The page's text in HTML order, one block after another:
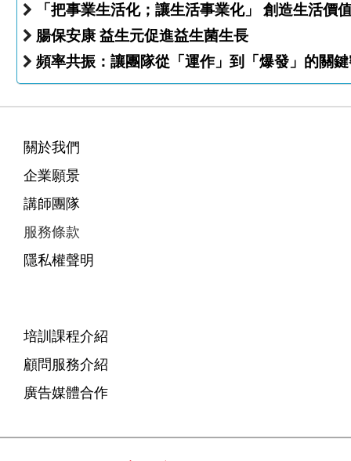
「把事業生活化；讓生活事業化」 創造生活價
腸保安康 益生元促進益生菌生長
頻率共振：讓團隊從「運作」到「爆發」的關
關於我們
企業願景
講師團隊
服務條款
隱私權聲明
培訓課程介紹
顧問服務介紹
廣告媒體合作